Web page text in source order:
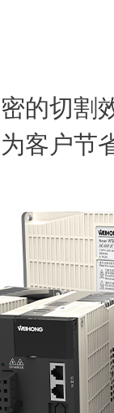
的切割
客户节